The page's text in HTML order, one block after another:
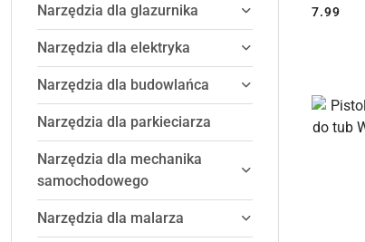
Narzędzia dla glazurnika
Narzędzia dla elektryka
Narzędzia dla budowlańca
Narzędzia dla parkieciarza
Narzędzia dla mechanika
samochodowego
Narzędzia dla malarza
Cena:
7.99